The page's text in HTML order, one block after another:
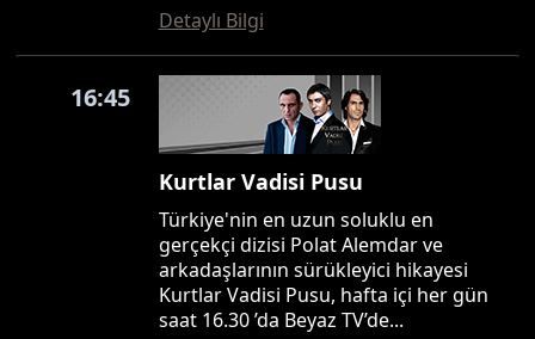
Detaylı Bilgi
16:45
Kurtlar Vadisi Pusu
Türkiye'nin en uzun soluklu en
gerçekçi dizisi Polat Alemdar ve
arkadaşlarının sürükleyici hikayesi
Kurtlar Vadisi Pusu, hafta içi her gün
saat 16.30 ’da Beyaz TV’de...